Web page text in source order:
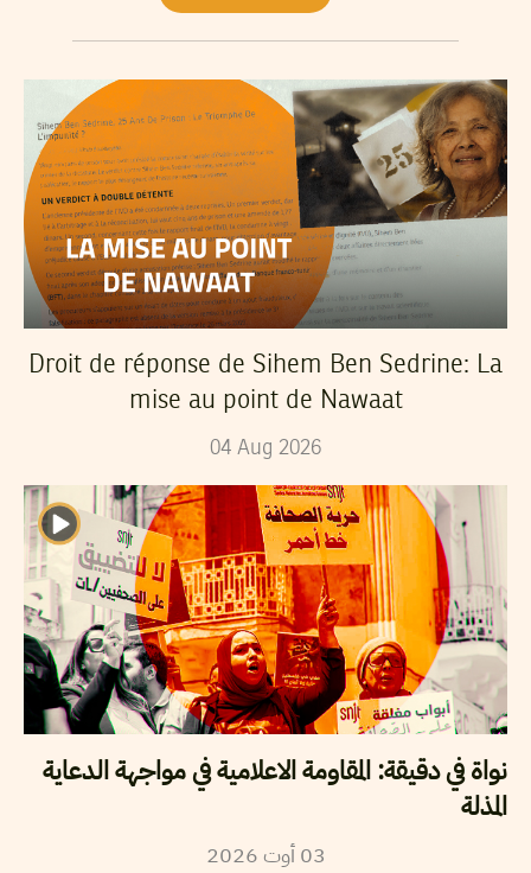
Droit de réponse de Sihem Ben Sedrine: La
mise au point de Nawaat
04 Aug 2026
نواة في دقيقة: المقاومة الاعلامية في مواجهة الدعاية
المذلة
03 أوت2026